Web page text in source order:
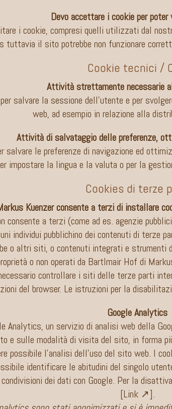
Devo accettare i cookie per
i cookie, compresi quelli utilizzati dal
tuttavia il sito potrebbe non funzionare
Cookie tecnici /
Attività strettamente necessarie
salvare la sessione dell’utente e per
web, ad esempio in relazione alla
Attività di salvataggio delle preferenze,
le preferenze di navigazione ed
impostare la lingua e la valuta o per la
Cookies di terze
Kuenzer consente a terzi di installare
consente a terzi (come ad es. agenzie
individui pubblichino dei contenuti di
o altri siti, o contenuti integrati e
o non operati da Bartlmair Hof di
controllare i siti delle terze parti
del browser. Le istruzioni per la
Google Analytics
un servizio di analisi web della
e sulle modalità di visita del sito, in forma
possibile l’analisi dell’uso del sito web. I
identificare le abitudini del singolo
dei dati con Google. Per la
[Link ↗].